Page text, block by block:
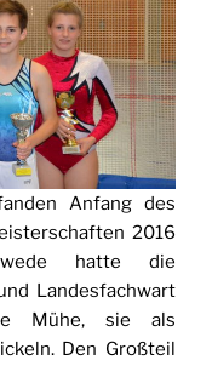
Anfang des
2016
hatte die
Landesfachwart
Mühe, sie als
Den Großteil